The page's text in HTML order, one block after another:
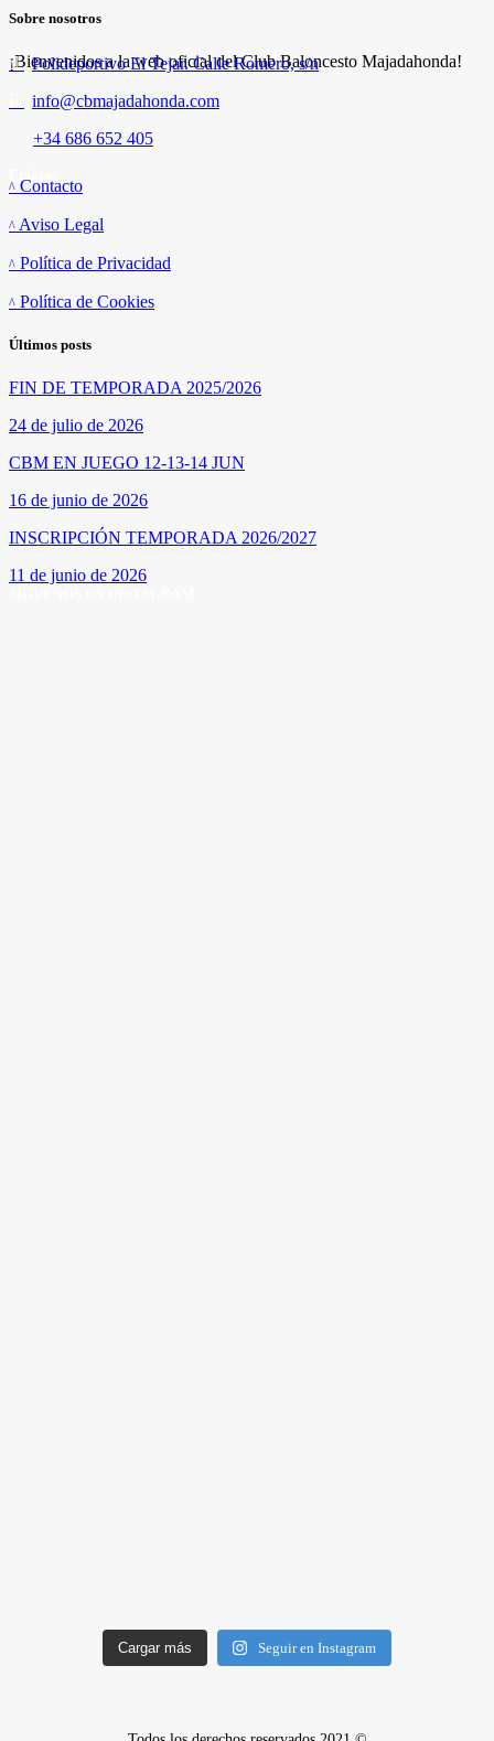
Sobre nosotros
¡Bienvenidos a la web oficial del Club Baloncesto Majadahonda!
Polideportivo El Tejar. Calle Romero, s/n
info@cbmajadahonda.com
+34 686 652 405
Contacto
Aviso Legal
Política de Privacidad
Política de Cookies
Últimos posts
FIN DE TEMPORADA 2025/2026
24 de julio de 2026
CBM EN JUEGO 12-13-14 JUN
16 de junio de 2026
INSCRIPCIÓN TEMPORADA 2026/2027
11 de junio de 2026
Cargar más Seguir en Instagram